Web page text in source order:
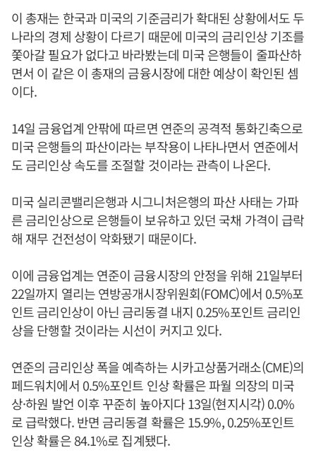
이 총재는 한국과 미국의 기준금리가 확대된 상황에서도 두
나라의 경제 상황이 다르기 때문에 미국의 금리인상 기조를
쫓아갈 필요가 없다고 바라봤는데 미국 은행들이 줄파산하
면서 이 같은 이 총재의 금융시장에 대한 예상이 확인된 셈
이다.
14일 금융업계 안팎에 따르면 연준의 공격적 통화긴축으로
미국 은행들의 파산이라는 부작용이 나타나면서 연준에서
도 금리인상 속도를 조절할 것이라는 관측이 나온다.
미국 실리콘밸리은행과 시그니처은행의 파산 사태는 가파
른 금리인상으로 은행들이 보유하고 있던 국채 가격이 급락
해 재무 건전성이 악화됐기 때문이다.
이에 금융업계는 연준이 금융시장의 안정을 위해 21일부터
22일까지 열리는 연방공개시장위원회(FOMC)에서 0.5%포
인트 금리인상이 아닌 금리동결 내지 0.25%포인트 금리인
상을 단행할 것이라는 시선이 커지고 있다.
연준의 금리인상 폭을 예측하는 시카고상품거래소(CME)의
페드워치에서 0.5%포인트 인상 확률은 파월 의장의 미국
상·하원 발언 이후 꾸준히 높아지다 13일(현지시각) 0.0%
로 급락했다. 반면 금리동결 확률은 15.9%, 0.25%포인트
인상 확률은 84.1%로 집계됐다.